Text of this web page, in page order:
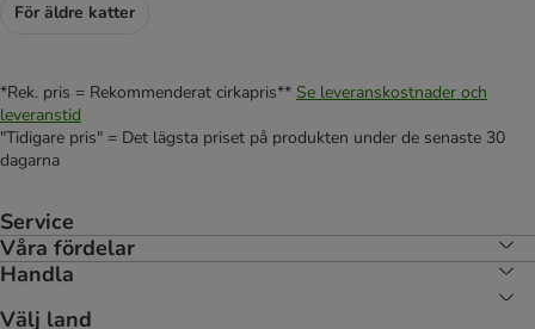
För äldre katter
*Rek. pris = Rekommenderat cirkapris** Se leveranskostnader och
leveranstid
"Tidigare pris" = Det lägsta priset på produkten under de senaste 30
dagarna
Service
Våra fördelar
Handla
Välj land